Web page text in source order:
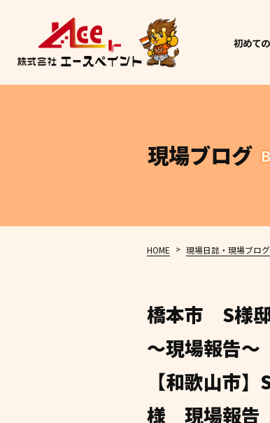
初めて
現場ブログ
HOME > 現場日誌・現場ブログ
橋本市 S様
～現場報告～
【和歌山市
様 現場報告